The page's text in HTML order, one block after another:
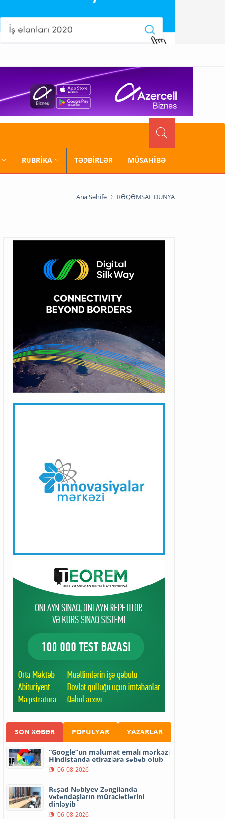
RUBRİKA TƏDBİRLƏR MÜSAHİBƏ
Ana Səhifə RƏQƏMSAL DÜNYA
SON XƏBƏR POPULYAR YAZARLAR
“Google”un məlumat emalı mərkəzi
Hindistanda etirazlara səbəb olub
06-08-2026
Rəşad Nəbiyev Zəngilanda
vətəndaşların müraciətlərini
dinləyib
06-08-2026